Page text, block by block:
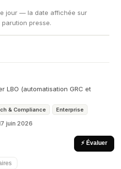
jour — la date affichée sur
presse.
LBO (automatisation GRC et
& Compliance Enterprise
juin 2026
⚡ Évaluer